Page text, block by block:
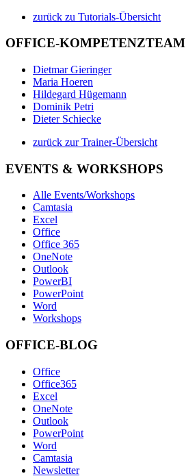
zurück zu Tutorials-Übersicht
OFFICE-KOMPETENZTEAM
Dietmar Gieringer
Maria Hoeren
Hildegard Hügemann
Dominik Petri
Dieter Schiecke
zurück zur Trainer-Übersicht
EVENTS & WORKSHOPS
Alle Events/Workshops
Camtasia
Excel
Office
Office 365
OneNote
Outlook
PowerBI
PowerPoint
Word
Workshops
OFFICE-BLOG
Office
Office365
Excel
OneNote
Outlook
PowerPoint
Word
Camtasia
Newsletter